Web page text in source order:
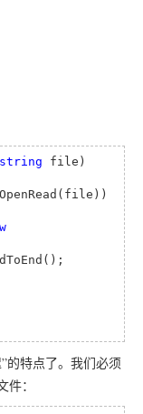
string file)
的特点了。我们必须
：